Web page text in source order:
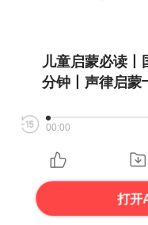
儿童启蒙必读丨
分钟丨声律启蒙
00:00
打开